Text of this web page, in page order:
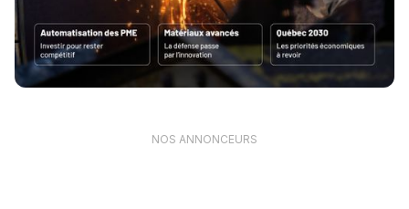
NOS ANNONCEURS